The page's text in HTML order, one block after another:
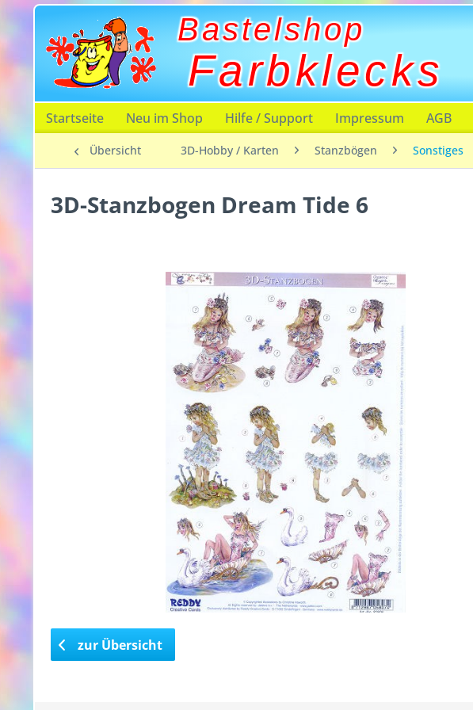
Bastelshop
Farbklecks
Startseite Neu im Shop Hilfe / Support Impressum AGB
Übersicht 3D-Hobby / Karten Stanzbögen Sonstiges
3D-Stanzbogen Dream Tide 6
zur Übersicht